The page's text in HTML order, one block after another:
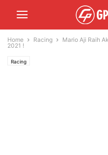
Home Racing
Mario Aji Raih
2021 !
Racing